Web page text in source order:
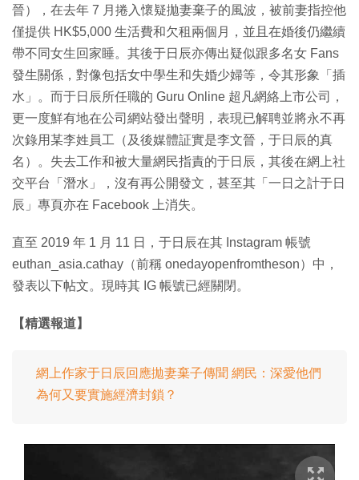
晉），在去年 7 月捲入懷疑拋妻棄子的風波，被前妻指控他
僅提供 HK$5,000 生活費和欠租兩個月，並且在婚後仍繼續
帶不同女生回家睡。其後于日辰亦傳出疑似跟多名女 Fans
發生關係，對像包括女中學生和失婚少婦等，令其形象「插
水」。而于日辰所任職的 Guru Online 超凡網絡上市公司，
更一度鮮有地在公司網站發出聲明，表現已解聘並將永不再
次錄用某李姓員工（及後媒體証實是李文晉，于日辰的真
名）。失去工作和被大量網民指責的于日辰，其後在網上社
交平台「潛水」，沒有再公開發文，甚至其「一日之計于日
辰」專頁亦在 Facebook 上消失。
直至 2019 年 1 月 11 日，于日辰在其 Instagram 帳號
euthan_asia.cathay（前稱 onedayopenfromtheson）中，
發表以下帖文。現時其 IG 帳號已經關閉。
【精選報道】
網上作家于日辰回應拋妻棄子傳聞 網民：深愛他們
為何又要實施經濟封鎖？